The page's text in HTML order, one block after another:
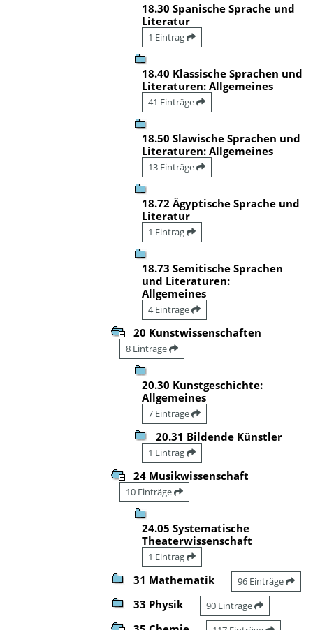
18.30 Spanische Sprache und
Literatur
1 Eintrag
18.40 Klassische Sprachen und
Literaturen: Allgemeines
41 Einträge
18.50 Slawische Sprachen und
Literaturen: Allgemeines
13 Einträge
18.72 Ägyptische Sprache und
Literatur
1 Eintrag
18.73 Semitische Sprachen
und Literaturen:
Allgemeines
4 Einträge
20 Kunstwissenschaften
8 Einträge
20.30 Kunstgeschichte:
Allgemeines
7 Einträge
20.31 Bildende Künstler
1 Eintrag
24 Musikwissenschaft
10 Einträge
24.05 Systematische
Theaterwissenschaft
1 Eintrag
31 Mathematik 96 Einträge
33 Physik 90 Einträge